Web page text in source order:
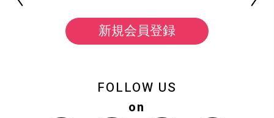
新規会員登録
FOLLOW US
on